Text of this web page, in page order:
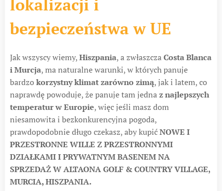
lokalizacji i
bezpieczeństwa w UE
Jak wszyscy wiemy,Hiszpania, a zwłaszczaCosta Blanca
i Murcja, ma naturalne warunki, w których panuje
bardzo korzystny klimat zarówno zimą, jak i latem, co
naprawdę powoduje, że panuje tam jednaz najlepszych
temperatur w Europie, więc jeśli masz dom
niesamowita i bezkonkurencyjna pogoda,
prawdopodobnie długo czekasz, aby kupićNOWE I
PRZESTRONNE WILLE Z PRZESTRONNYMI
DZIAŁKAMI I PRYWATNYM BASENEM NA
SPRZEDAŻ W ALTAONA GOLF & COUNTRY VILLAGE,
MURCIA, HISZPANIA.